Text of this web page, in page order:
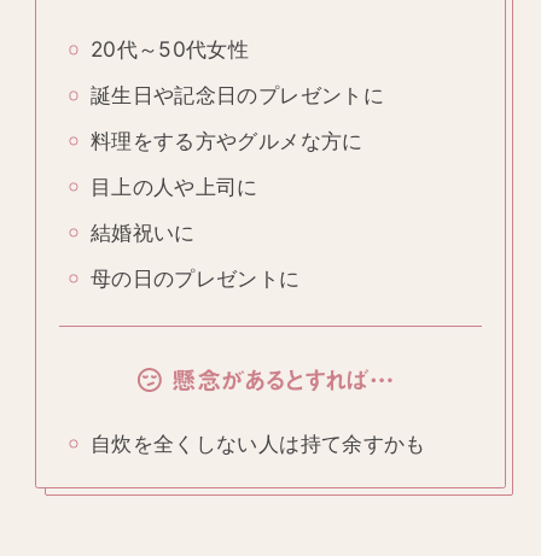
20代～50代女性
誕生日や記念日のプレゼントに
料理をする方やグルメな方に
目上の人や上司に
結婚祝いに
母の日のプレゼントに
懸念があるとすれば…
自炊を全くしない人は持て余すかも